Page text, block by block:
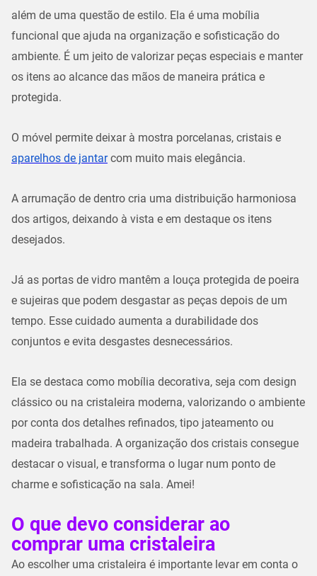
além de uma questão de estilo. Ela é uma mobília
funcional que ajuda na organização e sofisticação do
ambiente. É um jeito de valorizar peças especiais e manter
os itens ao alcance das mãos de maneira prática e
protegida.
O móvel permite deixar à mostra porcelanas, cristais e
aparelhos de jantarcom muito mais elegância.
A arrumação de dentro cria uma distribuição harmoniosa
dos artigos, deixando à vista e em destaque os itens
desejados.
Já as portas de vidro mantêm a louça protegida de poeira
e sujeiras que podem desgastar as peças depois de um
tempo. Esse cuidado aumenta a durabilidade dos
conjuntos e evita desgastes desnecessários.
Ela se destaca como mobília decorativa, seja com design
clássico ou na cristaleira moderna, valorizando o ambiente
por conta dos detalhes refinados, tipo jateamento ou
madeira trabalhada. A organização dos cristais consegue
destacar o visual, e transforma o lugar num ponto de
charme e sofisticação na sala. Amei!
O que devo considerar ao
comprar uma cristaleira
Ao escolher uma cristaleira é importante levar em conta o